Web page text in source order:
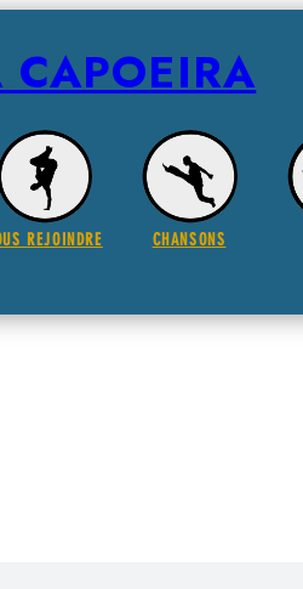
CAPOEIRA
REJOINDRE CHANSONS